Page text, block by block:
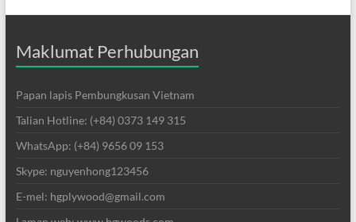
Maklumat Perhubungan
Papan lapis Pembungkusan Vietnam
Talian Hotline: (+84) 0373 149 315
WhatsApp: (+84) 9656 09 153
Skype: nguyenhong123456
E-mel: hgplywood@gmail.com